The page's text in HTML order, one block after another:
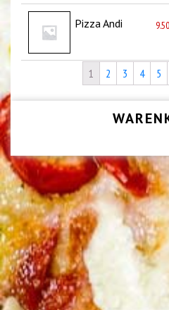
Pizza Andi
1 2 3 4 5